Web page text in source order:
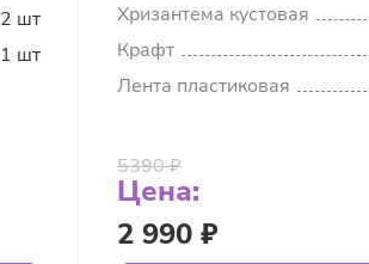
2 шт
1 шт
Хризантема кустовая
Крафт
Лента пластиковая
5390 ₽
Цена:
2 990 ₽